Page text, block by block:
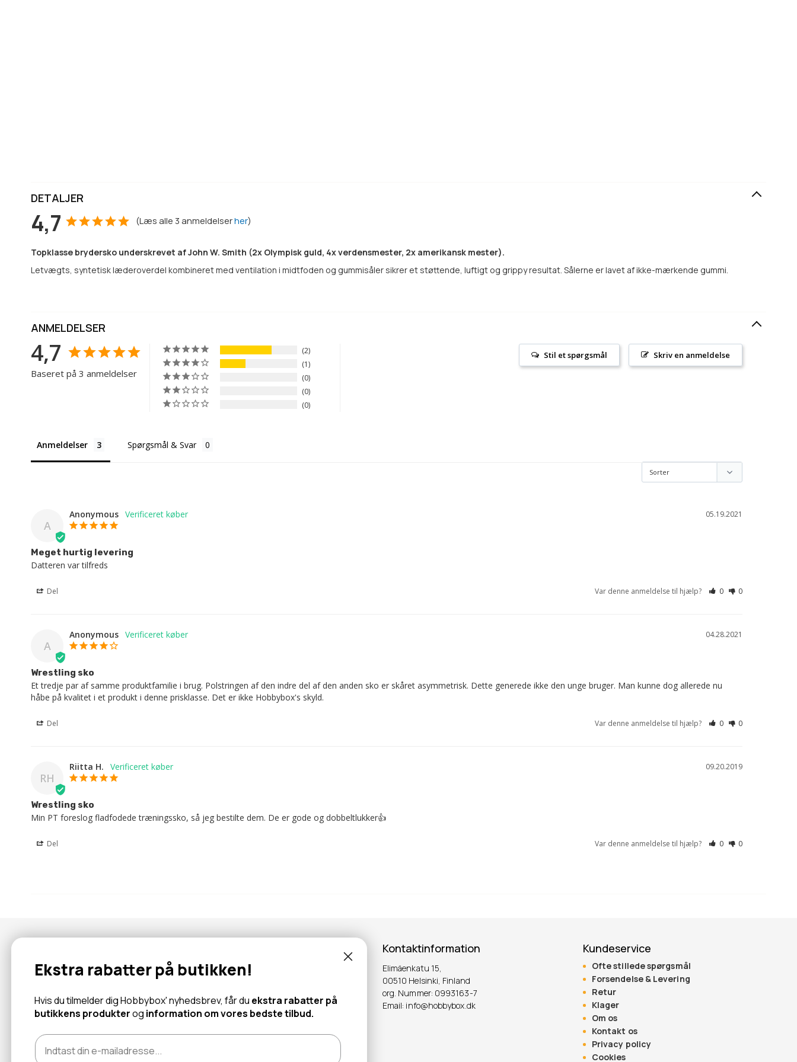
DETALJER
4,7 (Læs alle 3anmeldelserher)
Topklasse brydersko underskrevet af John W. Smith (2x Olympisk guld, 4x verdensmester, 2x amerikansk mester).
Letvægts, syntetisk læderoverdel kombineret med ventilation i midtfoden og gummisåler sikrer et støttende, luftigt og grippy resultat. Sålerne er lavet af ikke-mærkende gummi.
ANMELDELSER
4,7
Baseret på 3 anmeldelser
2
1
0
0
0
Skriv en anmeldelse
Stil et spørgsmål
Anmeldelser Spørgsmål & Svar
A
05.19.2021
Anonymous
Meget hurtig levering
Datteren var tilfreds
Del Var denne anmeldelse til hjælp? 0 0
A
04.28.2021
Anonymous
Wrestling sko
Et tredje par af samme produktfamilie i brug. Polstringen af ​​den indre del af den anden sko er skåret asymmetrisk. Dette generede ikke den unge bruger. Man kunne dog allerede nu
håbe på kvalitet i et produkt i denne prisklasse. Det er ikke Hobbybox's skyld.
Del Var denne anmeldelse til hjælp? 0 0
RH
09.20.2019
Riitta H.
Wrestling sko
Min PT foreslog fladfodede træningssko, så jeg bestilte dem. De er gode og dobbeltlukker👍
Del Var denne anmeldelse til hjælp? 0 0
Abonner for at modtage tilbud og information om nye produkter!
OK
Læs mere
Kontaktinformation
Elimäenkatu 15,
00510 Helsinki, Finland
org. Nummer: 0993163-7
Email: info@hobbybox.dk
Kundeservice
Ofte stillede spørgsmål
Forsendelse & Levering
Retur
Klager
Om os
Kontakt os
Privacy policy
Cookies
Ekstra rabatter på butikken!
Hvis du tilmelder dig Hobbybox' nyhedsbrev, får duekstra rabatter på
butikkens produkteroginformation om vores bedste tilbud.